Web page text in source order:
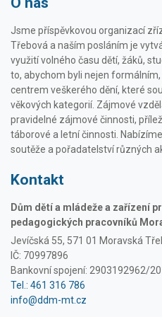
Jsme příspěvkovou organizací
Třebová a naším posláním je
využití volného času dětí, žáků,
to, abychom byli nejen
centrem veškerého dění, které
věkových kategorií. Zájmové
pravidelné zájmové činnosti,
táborové a letní činnosti.
soutěže a pořadatelství různých
Kontakt
Dům dětí a mládeže a zařízení
pedagogických pracovníků
Jevíčská 55, 571 01 Moravská
IČ: 70997896
Bankovní spojení: 2903192962/
Tel.: 461 316 786
info@ddm-mt.cz